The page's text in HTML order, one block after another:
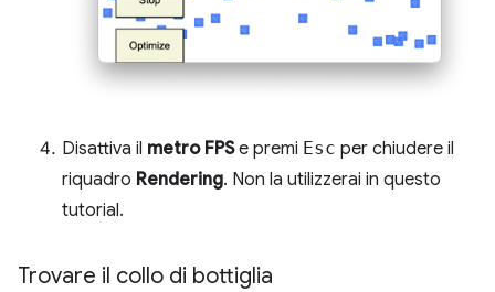
Disattiva il metro FPSe premi Esc per chiudere il
riquadro Rendering. Non la utilizzerai in questo
tutorial.
Trovare il collo di bottiglia